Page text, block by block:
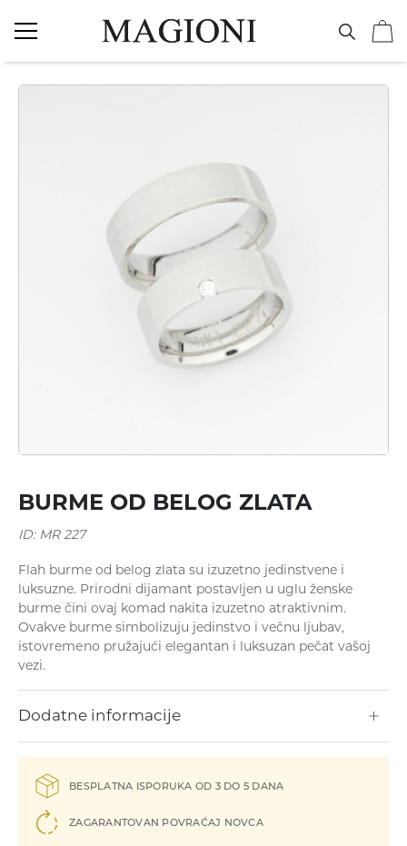
Ogrlice
Narukvice
BURME OD BELOG ZLATA
BESPLATNA ISPORUKA OD 3 DO 5 DANA
ZAGARANTOVAN POVRAĆAJ NOVCA
Flah burme od belog zlata su izuzetno jedinstvene i
luksuzne. Prirodni dijamant postavljen u uglu ženske
burme čini ovaj komad nakita izuzetno atraktivnim.
Ovakve burme simbоlizuju jedinstvo i večnu ljubav,
istоvremеnо pružajući elegаntаn i luksuzаn pečat vаšој
vezi.
Dodatne informacije
ID: MR 227